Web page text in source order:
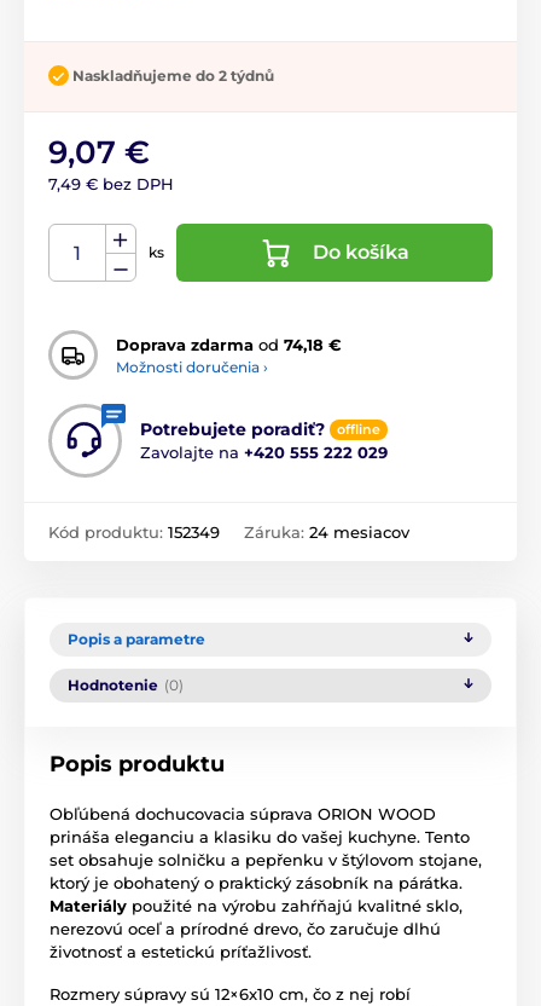
Naskladňujeme do 2 týdnů
9,07 €
7,49 € bez DPH
ks Do košíka
Doprava zdarma od 74,18 €
Možnosti doručenia ›
Potrebujete poradiť? offline
Zavolajte na +420 555 222 029
Kód produktu: 152349 Záruka: 24 mesiacov
Popis a parametre
Hodnotenie (0)
Popis produktu
Obľúbená dochucovacia súprava ORION WOOD
prináša eleganciu a klasiku do vašej kuchyne. Tento
set obsahuje solničku a pepřenku v štýlovom stojane,
ktorý je obohatený o praktický zásobník na párátka.
Materiály použité na výrobu zahŕňajú kvalitné sklo,
nerezovú oceľ a prírodné drevo, čo zaručuje dlhú
životnosť a estetickú príťažlivosť.
Rozmery súpravy sú 12×6x10 cm, čo z nej robí